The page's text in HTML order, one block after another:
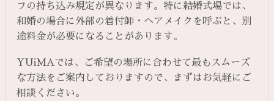
フの持ち込み規定が異なります。特に結婚式場では、
和婚の場合に外部の着付師・ヘアメイクを呼ぶと、別
途料金が必要になることがあります。
YUiMAでは、ご希望の場所に合わせて最もスムーズ
な方法をご案内しておりますので、まずはお気軽にご
相談ください。